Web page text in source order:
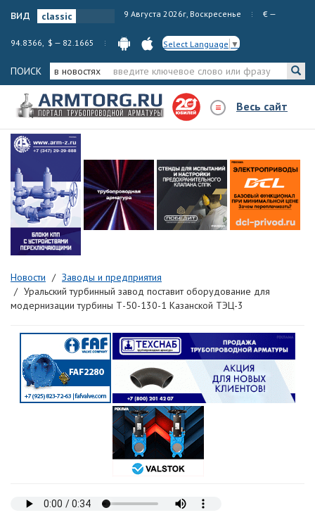
вид 9 Августа 2026г, Воскресенье € —
94.8366, $ — 82.1665 Select Language ▼
ПОИСК в новостях
Весь сайт
Новости
Заводы и предприятия
Уральский турбинный завод поставит оборудование для
модернизации турбины Т-50-130-1 Казанской ТЭЦ-3